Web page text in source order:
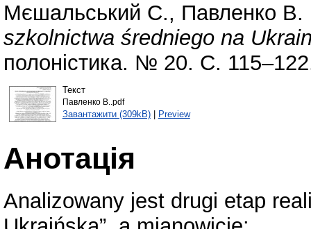
Мєшальський C., Павленко В.
szkolnictwa średniego na
полоністика. № 20. С.
Текст
Павленко В..pdf
Завантажити (309kB)| Preview
Анотація
Analizowany jest drugi etap